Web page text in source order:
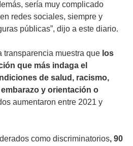
sería muy complicado
redes sociales, siempre y
públicas”, dijo a este diario.
transparencia muestra que los
que más indaga el
de salud, racismo,
y orientación o
aumentaron entre 2021 y
como discriminatorios, 90